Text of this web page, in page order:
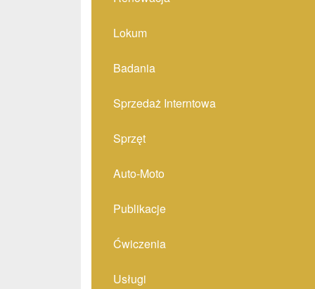
Lokum
Badania
Sprzedaż Interntowa
Sprzęt
Auto-Moto
Publikacje
Ćwiczenia
Usługi